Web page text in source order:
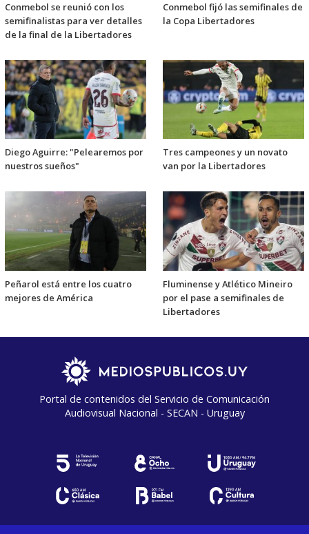
Conmebol se reunió con los
semifinalistas para ver detalles
de la final de la Libertadores
Conmebol fijó las semifinales de
la Copa Libertadores
Diego Aguirre: "Pelearemos por
nuestros sueños"
Tres campeones y un novato
van por la Libertadores
Peñarol está entre los cuatro
mejores de América
Fluminense y Atlético Mineiro
por el pase a semifinales de
Libertadores
Portal de contenidos del Servicio de Comunicación
Audiovisual Nacional - SECAN - Uruguay